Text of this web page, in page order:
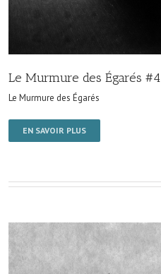
Le Murmure des Égarés #4
Le Murmure des Égarés
EN SAVOIR PLUS